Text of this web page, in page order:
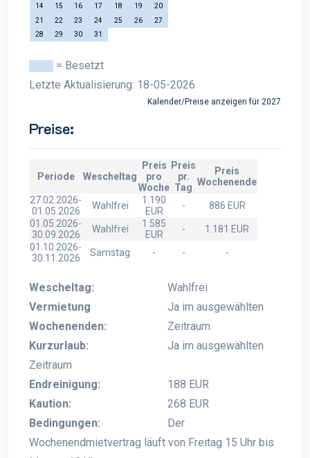
14 15 16 17 18 19
20
21
22 23 24 25 26
27
28
29 30 31
= Besetzt
Letzte Aktualisierung: 18-05-2026
Kalender/Preise anzeigen für 2027
Preise:
Periode Wescheltag
Preis
pro
Woche
Preis
pr.
Tag
Preis
Wochenende
27.02.2026-
01.05.2026
Wahlfrei
1.190
EUR
-
886 EUR
01.05.2026-
30.09.2026
Wahlfrei
1.585
EUR
-
1.181 EUR
01.10.2026-
30.11.2026
Samstag - - -
Wescheltag:
Wahlfrei
Vermietung
Wochenenden:
Ja im ausgewählten
Zeitraum
Kurzurlaub:
Ja im ausgewählten
Zeitraum
Endreinigung:
188 EUR
Kaution:
268 EUR
Bedingungen:
Der
Wochenendmietvertrag läuft von Freitag 15 Uhr bis